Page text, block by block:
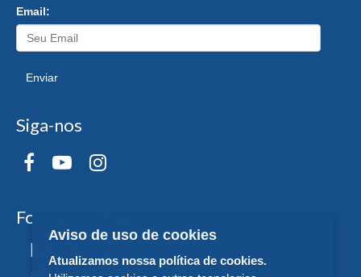
Email:
Enviar
Siga-nos
Formas de Pagamento
Aviso de uso de cookies
Atualizamos nossa política de cookies.